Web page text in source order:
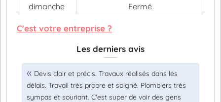
dimanche
Fermé
C'est votre entreprise ?
Les derniers avis
Devis clair et précis. Travaux réalisés dans les
délais. Travail très propre et soigné. Plombiers très
sympas et souriant. C'est super de voir des gens